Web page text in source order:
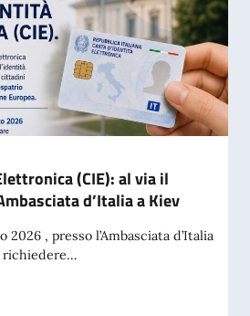
(CIE): al via il
d’Italia a Kiev
2026 , presso l’Ambasciata d’Italia
richiedere...